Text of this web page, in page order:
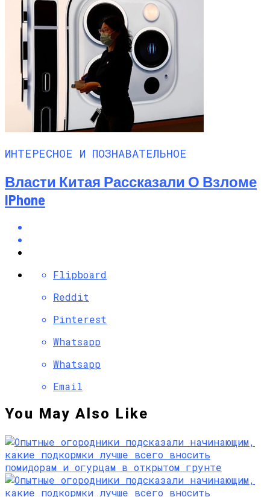
ИНТЕРЕСНОЕ И ПОЗНАВАТЕЛЬНОЕ
Власти Китая Рассказали О Взломе
IPhone
Flipboard
Reddit
Pinterest
Whatsapp
Whatsapp
Email
You May Also Like